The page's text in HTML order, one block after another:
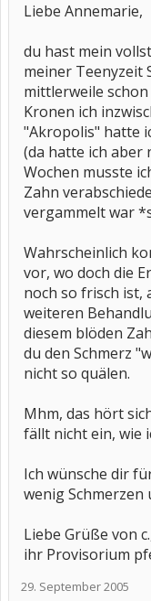
Liebe Annemarie,
du hast mein
meiner Teenyzeit
mittlerweile
Kronen ich
"Akropolis" hatte
(da hatte ich aber
Wochen musste
Zahn
vergammelt war
Wahrscheinlich
vor, wo doch die
noch so frisch ist,
weiteren
diesem blöden
du den Schmerz
nicht so quälen.
Mhm, das hört
fällt nicht ein, wie
Ich wünsche dir
wenig Schmerzen
Liebe Grüße von
ihr Provisorium
29. September 2005